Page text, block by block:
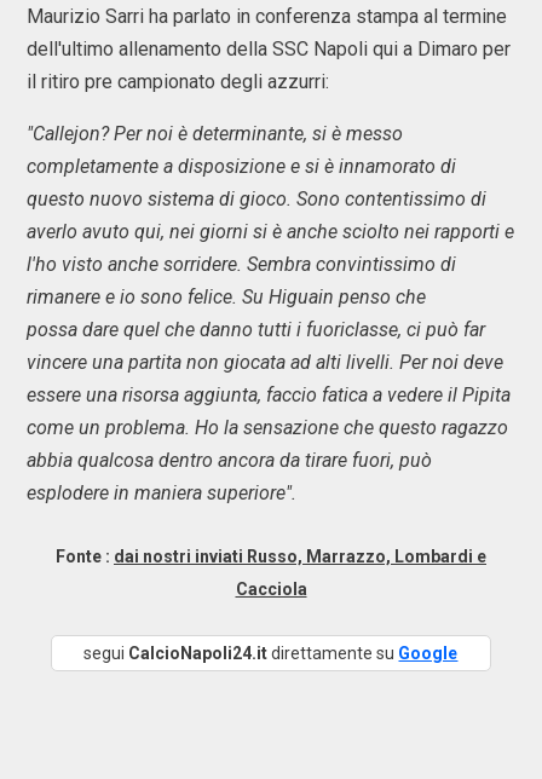
Maurizio Sarri ha parlato in conferenza stampa al termine
dell'ultimo allenamento della SSC Napoli qui a Dimaro per
il ritiro pre campionato degli azzurri:
"Callejon? Per noi è determinante, si è messo
completamente a disposizione e si è innamorato di
questo nuovo sistema di gioco. Sono contentissimo di
averlo avuto qui, nei giorni si è anche sciolto nei rapporti e
l'ho visto anche sorridere. Sembra convintissimo di
rimanere e io sono felice. Su Higuain penso che
possa dare quel che danno tutti i fuoriclasse, ci può far
vincere una partita non giocata ad alti livelli. Per noi deve
essere una risorsa aggiunta, faccio fatica a vedere il Pipita
come un problema. Ho la sensazione che questo ragazzo
abbia qualcosa dentro ancora da tirare fuori, può
esplodere in maniera superiore".
Fonte : dai nostri inviati Russo, Marrazzo, Lombardi e
Cacciola
segui CalcioNapoli24.itdirettamente su Google